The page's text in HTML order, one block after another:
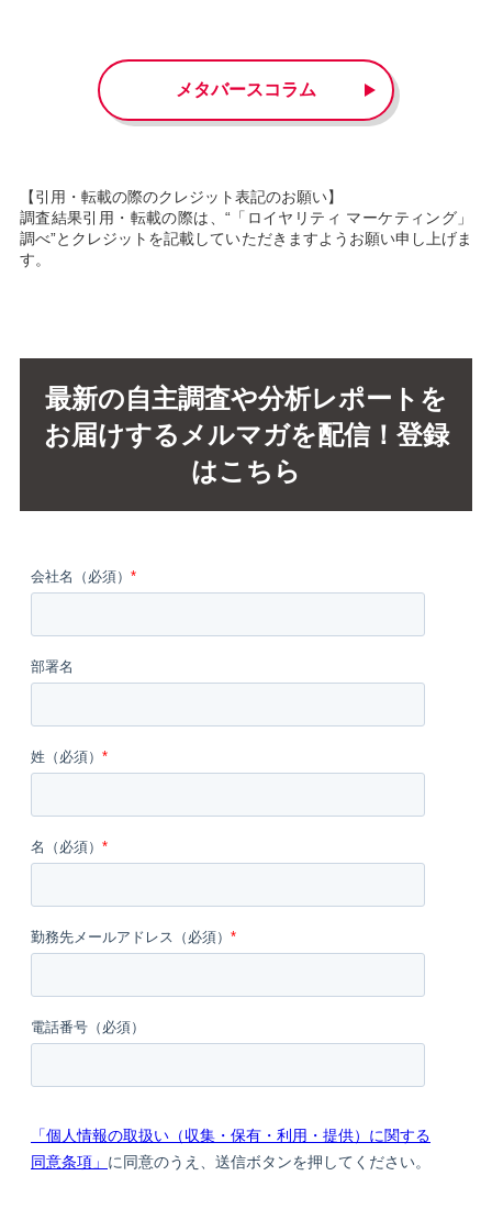
メタバースコラム
【引用・転載の際のクレジット表記のお願い】
調査結果引用・転載の際は、“「ロイヤリティ マーケティング」
調べ”とクレジットを記載していただきますようお願い申し上げま
す。
最新の自主調査や分析レポートを
お届けするメルマガを配信！登録
はこちら